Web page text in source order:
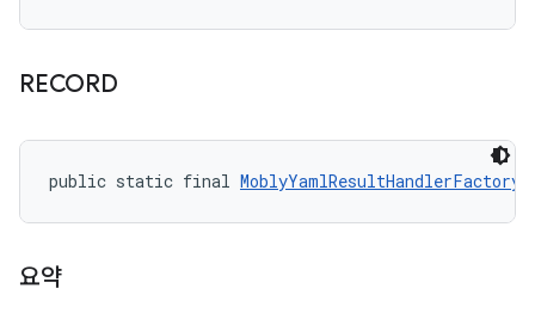
RECORD
public static final
요약